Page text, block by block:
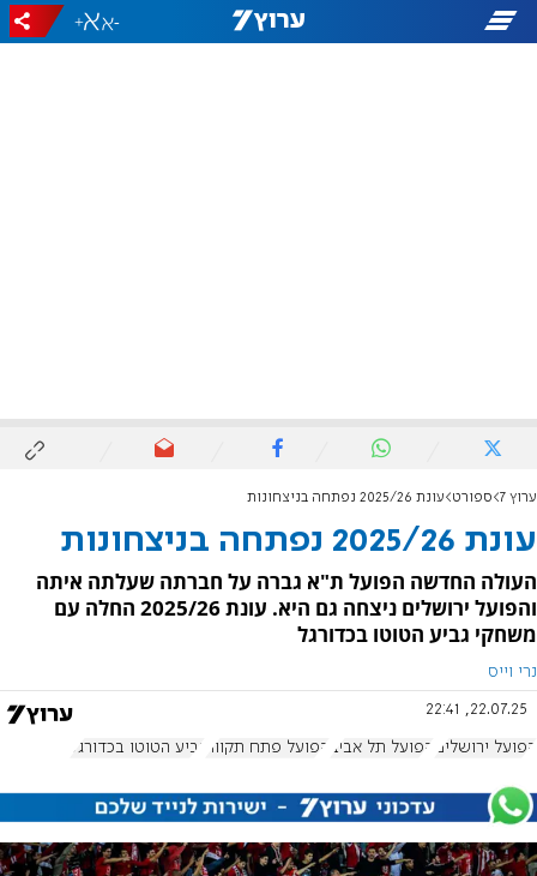
-
+
ערוץ 7 ספורט עונת 2025/26 נפתחה בניצחונות
עונת 2025/26 נפתחה בניצחונות
העולה החדשה הפועל ת"א גברה על חברתה שעלתה איתה
והפועל ירושלים ניצחה גם היא. עונת 2025/26 החלה עם
משחקי גביע הטוטו בכדורגל
נרי וייס
22.07.25, 22:41
הפועל ירושלים הפועל תל אביב הפועל פתח תקווה גביע הטוטו בכדורגל